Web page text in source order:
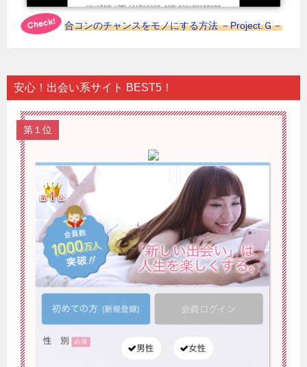
合コンのチャンスをモノにする方法 －Project.Ｇ－
安心！出会い系サイト BEST5！
第１位